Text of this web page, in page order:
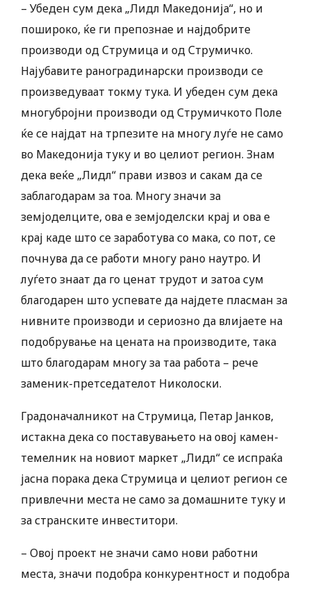
– Убеден сум дека „Лидл Македонија“, но и
пошироко, ќе ги препознае и најдобрите
производи од Струмица и од Струмичко.
Најубавите раноградинарски производи се
произведуваат токму тука. И убеден сум дека
многубројни производи од Струмичкото Поле
ќе се најдат на трпезите на многу луѓе не само
во Македонија туку и во целиот регион. Знам
дека веќе „Лидл“ прави извоз и сакам да се
заблагодарам за тоа. Многу значи за
земјоделците, ова е земјоделски крај и ова е
крај каде што се заработува со мака, со пот, се
почнува да се работи многу рано наутро. И
луѓето знаат да го ценат трудот и затоа сум
благодарен што успевате да најдете пласман за
нивните производи и сериозно да влијаете на
подобрување на цената на производите, така
што благодарам многу за таа работа – рече
заменик-претседателот Николоски.
Градоначалникот на Струмица, Петар Јанков,
истакна дека со поставувањето на овој камен-
темелник на новиот маркет „Лидл“ се испраќа
јасна порака дека Струмица и целиот регион се
привлечни места не само за домашните туку и
за странските инвеститори.
– Овој проект не значи само нови работни
места, значи подобра конкурентност и подобра